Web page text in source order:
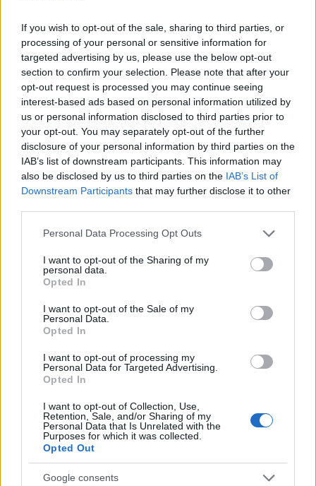
If you wish to opt-out of the sale, sharing to third parties, or
processing of your personal or sensitive information for
targeted advertising by us, please use the below opt-out
section to confirm your selection. Please note that after your
opt-out request is processed you may continue seeing
interest-based ads based on personal information utilized by
us or personal information disclosed to third parties prior to
your opt-out. You may separately opt-out of the further
disclosure of your personal information by third parties on the
IAB’s list of downstream participants. This information may
also be disclosed by us to third parties on the IAB’s List of
Downstream Participants that may further disclose it to other
Please note that this website/app uses one or more Google
not limited to your visit or usage behaviour. You may click to
grant or deny consent to Google and its third-party tags to
use your data for below specified purposes in below Google
consent section.
Personal Data Processing Opt Outs
I want to opt-out of the Sharing of my
personal data.
Opted In
I want to opt-out of the Sale of my
Personal Data.
Opted In
I want to opt-out of processing my
Personal Data for Targeted Advertising.
Opted In
I want to opt-out of Collection, Use,
Retention, Sale, and/or Sharing of my
Personal Data that Is Unrelated with the
Purposes for which it was collected.
Opted Out
Google consents